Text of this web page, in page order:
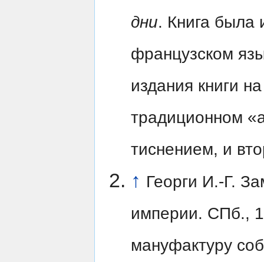
дни. Книга была
французском
издания книги
традиционном
тиснением, и
↑ Георги И.-Г.
империи. СПб.,
мануфактуру